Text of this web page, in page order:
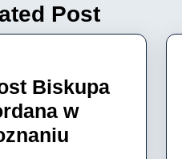
Post
Biskupa
w